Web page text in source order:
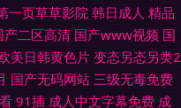
一页草草影院 韩日成人 精品
产二区高清 国产www视频 国
美日韩黄色片 变态另态另类2
国产无码网站 三级无毒免费
91插 成人中文字幕免费 成